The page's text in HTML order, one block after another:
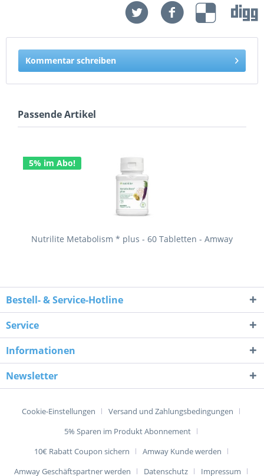
Kommentar schreiben
Passende Artikel
5% im Abo!
Nutrilite Metabolism * plus - 60 Tabletten - Amway
Bestell- & Service-Hotline
Service
Informationen
Newsletter
Cookie-Einstellungen
Versand und Zahlungsbedingungen
5% Sparen im Produkt Abonnement
10€ Rabatt Coupon sichern
Amway Kunde werden
Amway Geschäftspartner werden
Datenschutz Impressum